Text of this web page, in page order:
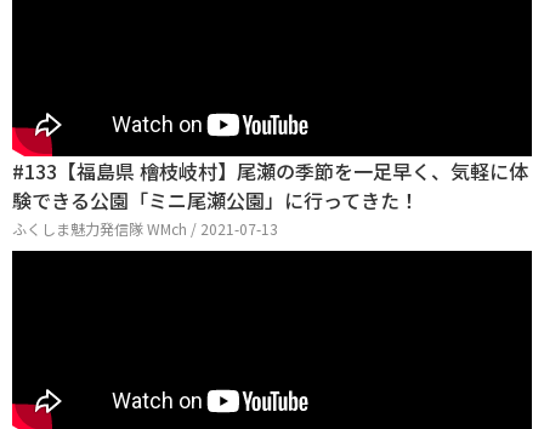
#133【福島県 檜枝岐村】尾瀬の季節を一足早く、気軽に体
験できる公園「ミニ尾瀬公園」に行ってきた！
ふくしま魅力発信隊 WMch / 2021-07-13